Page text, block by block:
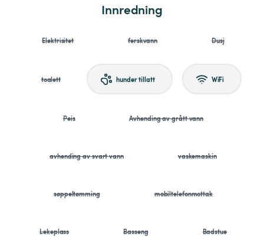
Innredning
Elektrisitet ferskvann Dusj
toalett hunder tillatt WiFi
Peis Avhending av grått vann
avhending av svart vann vaskemaskin
søppeltømming mobiltelefonmottak
Lekeplass Basseng Badstue